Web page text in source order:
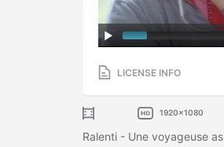
LICENSE INFO
1920x1080
Ralenti - Une voyageuse